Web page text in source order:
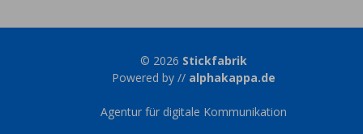
© 2026 Stickfabrik
Powered by // alphakappa.de
Agentur für digitale Kommunikation